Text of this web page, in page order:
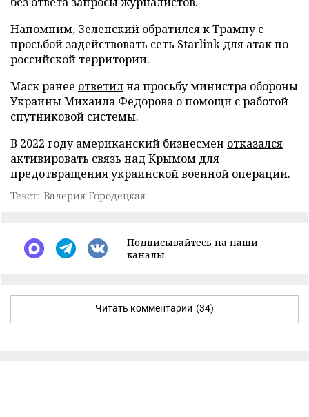
Напомним, Зеленский обратилсяк Трампу с
просьбой задействовать сеть Starlink для атак по
российской территории.
Маск ранее ответилна просьбу министра обороны
Украины Михаила Федорова о помощи с работой
спутниковой системы.
В 2022 году американский бизнесмен отказался
активировать связь над Крымом для
предотвращения украинской военной операции.
Текст: Валерия Городецкая
Подписывайтесь на наши
каналы
Читать комментарии (34)